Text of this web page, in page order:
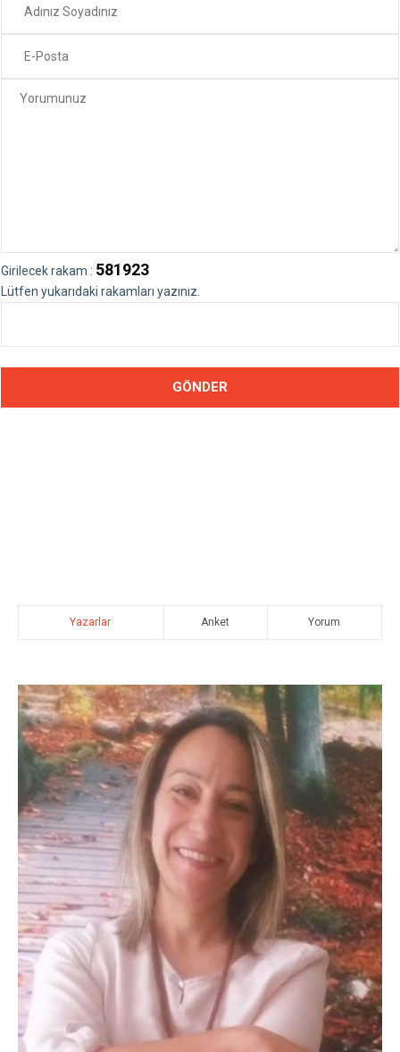
Girilecek rakam : 581923
Lütfen yukarıdaki rakamları yazınız.
Yazarlar Anket Yorum